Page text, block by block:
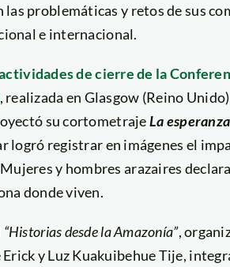
problemáticas y retos de sus
e internacional.
de cierre de la
, realizada en Glasgow (Reino
su cortometrajeLa
logró registrar en imágenes el
y hombres arazaires
donde viven.
“Historias desde la Amazonía”,
y Luz Kuakuibehue Tije,